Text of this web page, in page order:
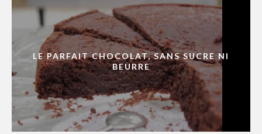
LE PARFAIT CHOCOLAT, SANS SUCRE NI
BEURRE